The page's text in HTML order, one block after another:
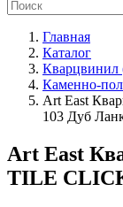
Главная
Каталог
Кварцвинил
Каменно-
Art East
103 Дуб
Art East
TILE